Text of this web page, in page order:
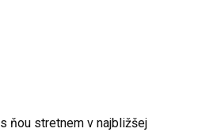
ňou stretnem v najbližšej